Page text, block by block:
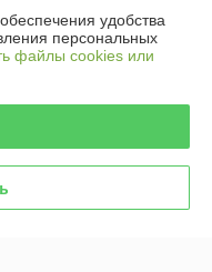
удобства
персональных
файлы cookies или